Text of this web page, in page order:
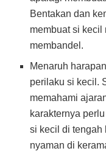
Bentakan dan
membuat si kecil
membandel.
Menaruh
perilaku si kecil.
memahami
karakternya
si kecil di tengah
nyaman di